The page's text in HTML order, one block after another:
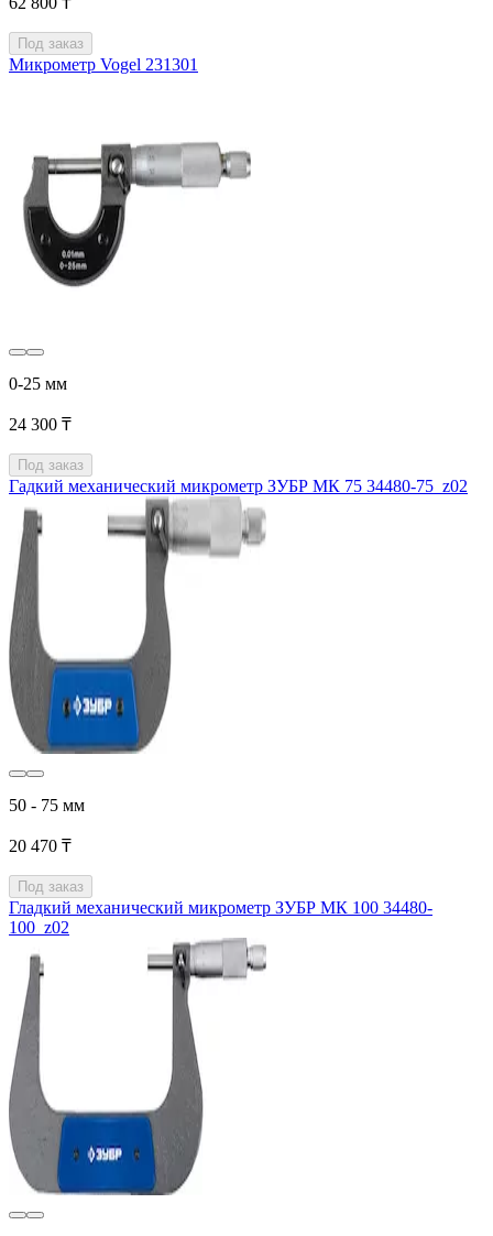
Под заказ
Микрометр Vogel 231301
0-25 мм
24 300 ₸
Под заказ
Гадкий механический микрометр ЗУБР МК 75 34480-75_z02
50 - 75 мм
20 470 ₸
Под заказ
Гладкий механический микрометр ЗУБР МК 100 34480-
100_z02